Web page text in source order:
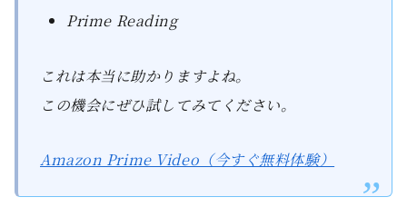
Prime Reading
これは本当に助かりますよね。
この機会にぜひ試してみてください。
Amazon Prime Video（今すぐ無料体験）